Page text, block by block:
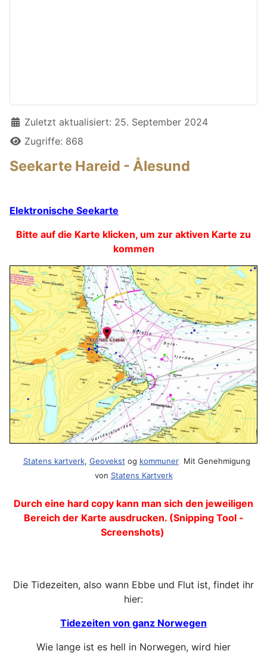
DetailsZuletzt aktualisiert: 25. September 2024
Zugriffe: 868
Seekarte Hareid - Ålesund
Elektronische Seekarte
Bitte auf die Karte klicken, um zur aktiven Karte zu
kommen
Statens kartverk, Geovekst og kommuner Mit Genehmigung
von Statens Kartverk
Durch eine hard copy kann man sich den jeweiligen
Bereich der Karte ausdrucken. (Snipping Tool -
Screenshots)
Die Tidezeiten, also wann Ebbe und Flut ist, findet ihr
hier:
Tidezeiten von ganz Norwegen
Wie lange ist es hell in Norwegen, wird hier